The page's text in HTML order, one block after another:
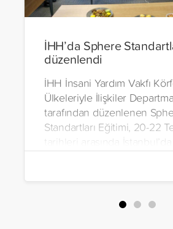
İHH’da Sphere
düzenlendi
İHH İnsani Yardım Vakfı
Ülkeleriyle İlişkiler
tarafından düzenlenen
Standartları Eğitimi, 20-22
gerçekleştirildi.